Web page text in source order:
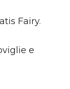
Fairy.
e